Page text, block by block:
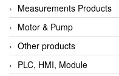
Measurements Products
Motor & Pump
Other products
PLC, HMI, Module